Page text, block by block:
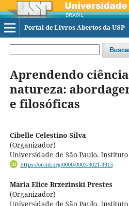
Portal de Livros Abertos da USP
Aprendendo
natureza:
e filosóficas
Cibelle Celestino Silva
(Organizador)
Universidade de São Paulo.
https://orcid.org/0000-0003-3021-3915
Maria Elice Brzezinski Prestes
(Organizador)
Universidade de São Paulo.